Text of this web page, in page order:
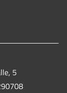
5